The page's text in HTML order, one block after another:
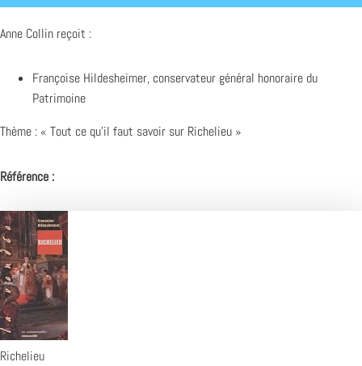
Anne Collin reçoit :
Françoise Hildesheimer, conservateur général honoraire du
Patrimoine
Thème : « Tout ce qu’il faut savoir sur Richelieu »
Référence :
Richelieu